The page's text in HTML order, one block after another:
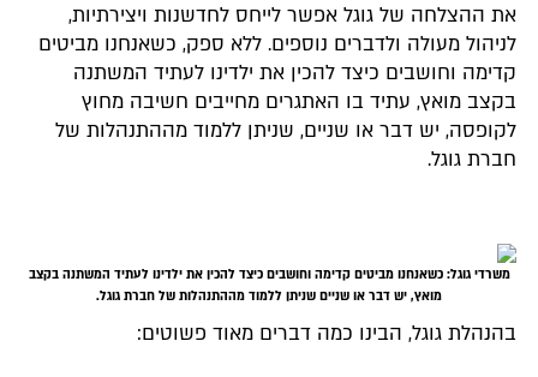
את ההצלחה של גוגל אפשר לייחס לחדשנות ויצירתיות,
לניהול מעולה ולדברים נוספים. ללא ספק, כשאנחנו מביטים
קדימה וחושבים כיצד להכין את ילדינו לעתיד המשתנה
בקצב מואץ, עתיד בו האתגרים מחייבים חשיבה מחוץ
לקופסה, יש דבר או שניים, שניתן ללמוד מההתנהלות של
חברת גוגל.
משרדי גוגל: כשאנחנו מביטים קדימה וחושבים כיצד להכין את ילדינו לעתיד המשתנה בקצב
מואץ, יש דבר או שניים שניתן ללמוד מההתנהלות של חברת גוגל.
בהנהלת גוגל, הבינו כמה דברים מאוד פשוטים: